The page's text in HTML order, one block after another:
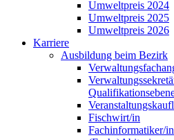
Umweltpreis 2024
Umweltpreis 2025
Umweltpreis 2026
Karriere
Ausbildung beim Bezirk
Fischwirt/in
Fachinformatiker/in